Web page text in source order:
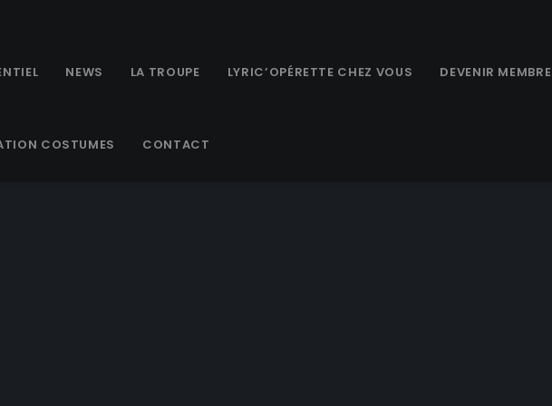
NEWS LA TROUPE LYRIC’OPÉRETTE CHEZ VOUS DEVENIR MEMBRE
COSTUMES CONTACT